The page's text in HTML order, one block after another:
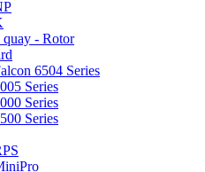
quay - Rotor
6504 Series
Series
Series
Series